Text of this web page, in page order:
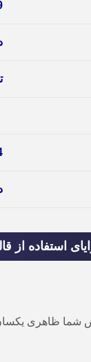
استفاده از
شما ظاهری